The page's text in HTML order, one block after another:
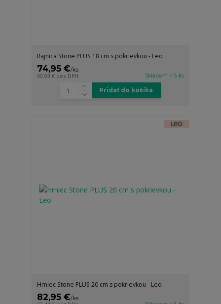
Rajnica Stone PLUS 18 cm s pokrievkou - Leo
74,95 €/ks
60,93 € bez DPH Skladom > 5 ks
Pridať do košíka
Hrniec Stone PLUS 20 cm s pokrievkou - Leo
82,95 €/ks